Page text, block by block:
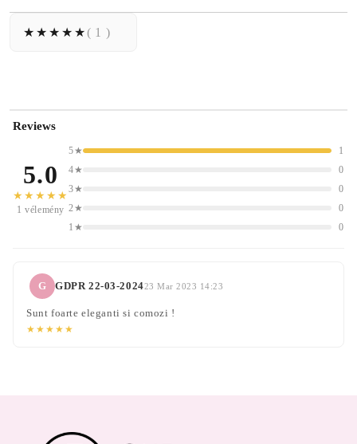
( 1 )
Reviews
5.0
★★★★★
1 vélemény
5★
1
4★
0
3★
0
2★
0
1★
0
G GDPR 22-03-202423 Mar 2023 14:23
Sunt foarte eleganti si comozi !
★★★★★